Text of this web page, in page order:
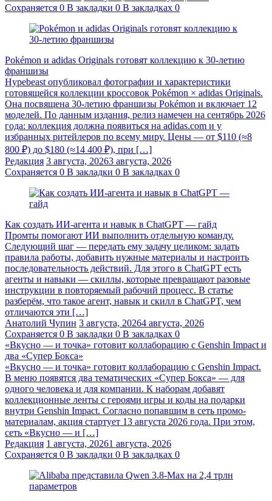
Сохраняется 0 В закладки 0 В закладках 0
Pokémon и adidas Originals готовят коллекцию к 30-летию
франшизы
Hypebeast опубликовал фотографии и характеристики
готовящейся коллекции кроссовок Pokémon × adidas Originals.
Она посвящена 30-летию франшизы Pokémon и включает 12
моделей. По данным издания, релиз намечен на сентябрь 2026
года: коллекция должна появиться на adidas.com и у
избранных ритейлеров по всему миру. Цены — от $110 (≈8
800 ₽) до $180 (≈14 400 ₽), при […]
Редакция 3 августа, 20263 августа, 2026
Сохраняется 0 В закладки 0 В закладках 0
Как создать ИИ-агента и навык в ChatGPT — гайд
Промты помогают ИИ выполнить отдельную команду.
Следующий шаг — передать ему задачу целиком: задать
правила работы, добавить нужные материалы и настроить
последовательность действий. Для этого в ChatGPT есть
агенты и навыки — скиллы, которые превращают разовые
инструкции в повторяемый рабочий процесс. В статье
разберём, что такое агент, навык и скилл в ChatGPT, чем
отличаются эти […]
Анатолий Чупин 3 августа, 20264 августа, 2026
Сохраняется 0 В закладки 0 В закладках 0
«Вкусно — и точка» готовит коллаборацию с Genshin Impact и
два «Супер Бокса»
«Вкусно — и точка» готовит коллаборацию с Genshin Impact.
В меню появятся два тематических «Супер Бокса» — для
одного человека и для компании. К наборам добавят
коллекционные ленты с героями игры и коды на подарки
внутри Genshin Impact. Согласно попавшим в сеть промо-
материалам, акция стартует 13 августа 2026 года. При этом,
сеть «Вкусно — и […]
Редакция 1 августа, 20261 августа, 2026
Сохраняется 0 В закладки 0 В закладках 0